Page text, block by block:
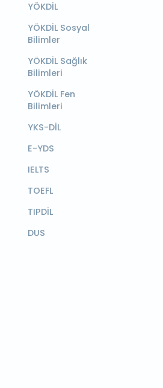
YÖKDİL
YÖKDİL Sosyal
Bilimler
YÖKDİL Sağlık
Bilimleri
YÖKDİL Fen
Bilimleri
YKS-DİL
E-YDS
IELTS
TOEFL
TIPDİL
DUS